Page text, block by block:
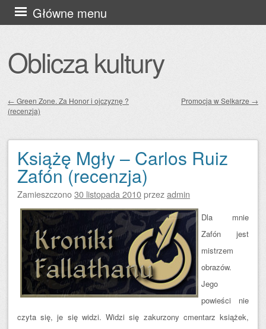
Oblicza kultury
Główne menu
Przejdź
do
Zobacz wpisy
← Green Zone. Za Honor i ojczyznę ?
(recenzja)
Promocja w Selkarze →
Książę Mgły – Carlos Ruiz
Zafón (recenzja)
Zamieszczono30 listopada 2010przezadmin
Dla mnie
Zafón jest
mistrzem
obrazów.
Jego
powieści nie
czyta się, je się widzi. Widzi się zakurzony cmentarz książek,